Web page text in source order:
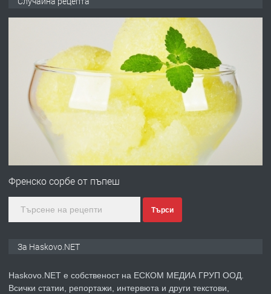
АПАРТАМЕНТ В ЦЕНТЪРА НА ГР.
ХАСКОВО
преди 4 дни
ПРЕДЛАГА Давам гараж под наем
преди 4 дни
№4120 Магазин/Офис под наем в кв.
градската градина!
Френско сорбе от пъпеш
Търси
За Haskovo.NET
Haskovo.NET е собственост на ЕСКОМ МЕДИА ГРУП ООД.
Всички статии, репортажи, интервюта и други текстови,